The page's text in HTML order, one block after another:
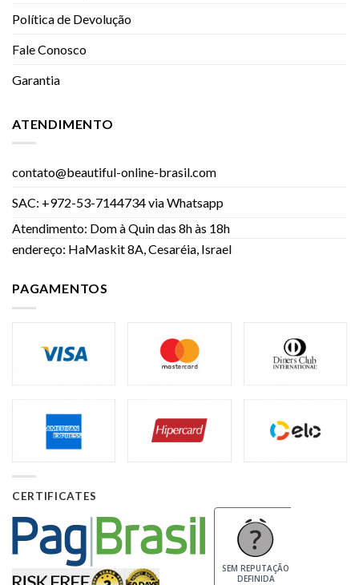
Política de Devolução
Fale Conosco
Garantia
ATENDIMENTO
contato@beautiful-online-brasil.com
SAC: +972-53-7144734 via Whatsapp
Atendimento: Dom à Quin das 8h às 18h
endereço: HaMaskit 8A, Cesaréia, Israel
PAGAMENTOS
CERTIFICATES
SEM REPUTAÇÃO
DEFINIDA